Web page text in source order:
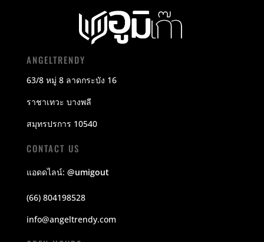
ANGELTRENDY
63/8 หมู่ 8 ลาดกระบัง 16
ราชาเทวะ บางพลี
สมุทรปรการ 10540
CONTACT US
แอดดไลน์: @umigout
(66) 804198528
info@angeltrendy.com